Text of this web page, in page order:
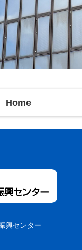
Home
興センター